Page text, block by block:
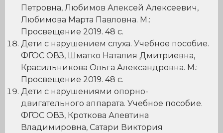
Петровна, Любимов Алексей Алексеевич,
Любимова Марта Павловна. М.:
Просвещение 2019. 48 с.
Дети с нарушением слуха. Учебное пособие.
ФГОС ОВЗ, Шматко Наталия Дмитриевна,
Красильникова Ольга Александровна. М.:
Просвещение 2019. 48 с.
Дети с нарушениями опорно-
двигательного аппарата. Учебное пособие.
ФГОС ОВЗ, Кроткова Алевтина
Владимировна, Сатари Виктория